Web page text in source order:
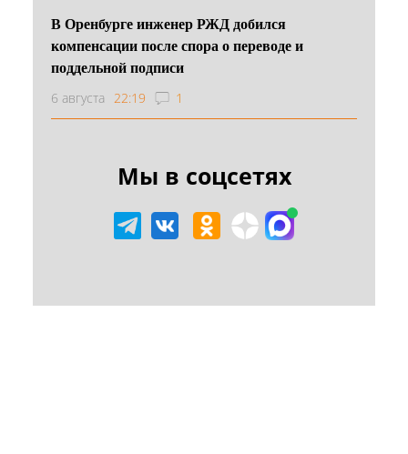
В Оренбурге инженер РЖД добился
компенсации после спора о переводе и
поддельной подписи
6 августа 22:19 1
Мы в соцсетях